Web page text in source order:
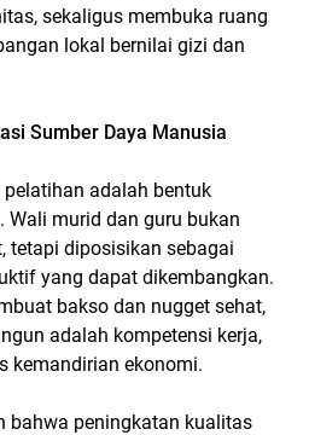
sekaligus membuka ruang
lokal bernilai gizi dan
Sumber Daya Manusia
adalah bentuk
Wali murid dan guru bukan
tetapi diposisikan sebagai
yang dapat dikembangkan.
bakso dan nugget sehat,
adalah kompetensi kerja,
kemandirian ekonomi.
bahwa peningkatan kualitas